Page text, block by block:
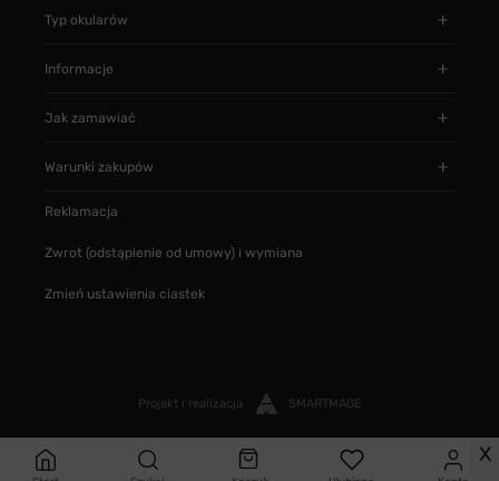
Typ okularów
Informacje
Jak zamawiać
Warunki zakupów
Reklamacja
Zwrot (odstąpienie od umowy) i wymiana
Zmień ustawienia ciastek
Projekt i realizacja SMARTMAGE
X